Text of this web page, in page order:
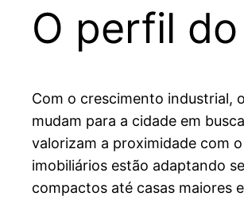
O perfil
Com o crescimento industrial,
mudam para a cidade em
valorizam a proximidade com
imobiliários estão adaptando
compactos até casas maiores